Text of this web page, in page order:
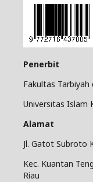
Penerbit
Fakultas Tarbiyah
Universitas Islam
Alamat
Jl. Gatot Subroto
Kec. Kuantan
Riau